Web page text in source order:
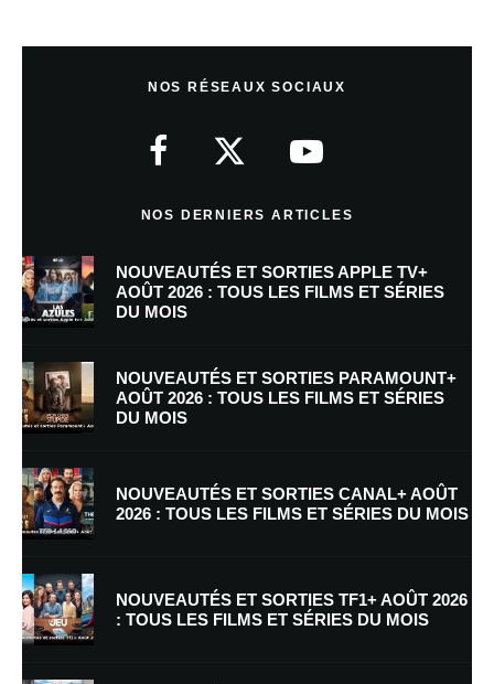
E-mail*
Enregistrer mon nom, mon e-mail et mon site dans le navigateur pour
NOS RÉSEAUX SOCIAUX
NOS DERNIERS ARTICLES
NOUVEAUTÉS ET SORTIES APPLE TV+
AOÛT 2026 : TOUS LES FILMS ET SÉRIES
DU MOIS
NOUVEAUTÉS ET SORTIES PARAMOUNT+
AOÛT 2026 : TOUS LES FILMS ET SÉRIES
DU MOIS
NOUVEAUTÉS ET SORTIES CANAL+ AOÛT
2026 : TOUS LES FILMS ET SÉRIES DU MOIS
NOUVEAUTÉS ET SORTIES TF1+ AOÛT 2026
: TOUS LES FILMS ET SÉRIES DU MOIS